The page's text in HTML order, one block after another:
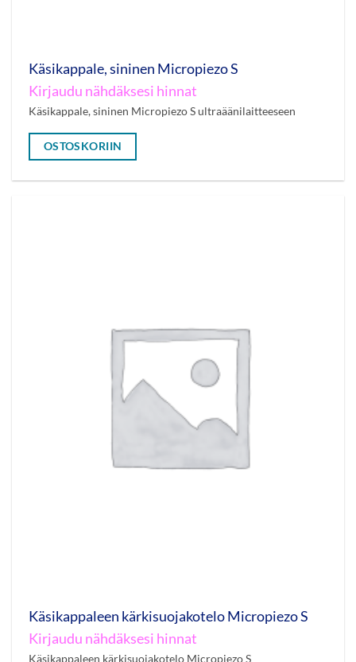
Käsikappale, sininen Micropiezo S
Kirjaudu nähdäksesi hinnat
Käsikappale, sininen Micropiezo S ultraäänilaitteeseen
OSTOSKORIIN
Käsikappaleen kärkisuojakotelo Micropiezo S
Kirjaudu nähdäksesi hinnat
Käsikappaleen kärkisuojakotelo Micropiezo S